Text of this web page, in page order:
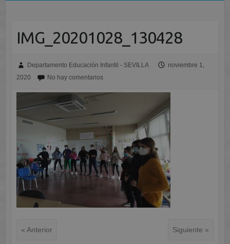
IMG_20201028_130428
Departamento Educación Infantil - SEVILLA
noviembre 1,
2020
No hay comentarios
« Anterior Siguiente »